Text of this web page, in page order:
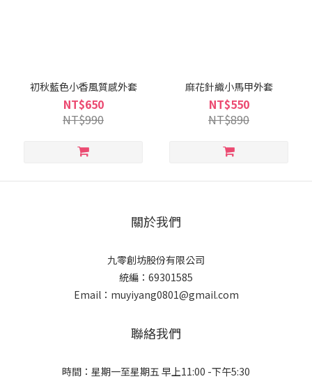
初秋藍色小香風質感外套
NT$650
NT$990
麻花針織小馬甲外套
NT$550
NT$890
關於我們
九零創坊股份有限公司
統編：69301585
Email：muyiyang0801@gmail.com
聯絡我們
時間：星期一至星期五 早上11:00 -下午5:30